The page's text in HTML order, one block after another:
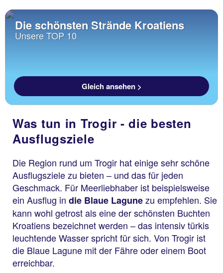
Die schönsten Strände Kroatiens
Unsere TOP 10
Gleich ansehen >
Was tun in Trogir - die besten
Ausflugsziele
Die Region rund um Trogir hat einige sehr schöne
Ausflugsziele zu bieten – und das für jeden
Geschmack. Für Meerliebhaber ist beispielsweise
ein Ausflug in die Blaue Lagunezu empfehlen. Sie
kann wohl getrost als eine der schönsten Buchten
Kroatiens bezeichnet werden – das intensiv türkis
leuchtende Wasser spricht für sich. Von Trogir ist
die Blaue Lagune mit der Fähre oder einem Boot
erreichbar.